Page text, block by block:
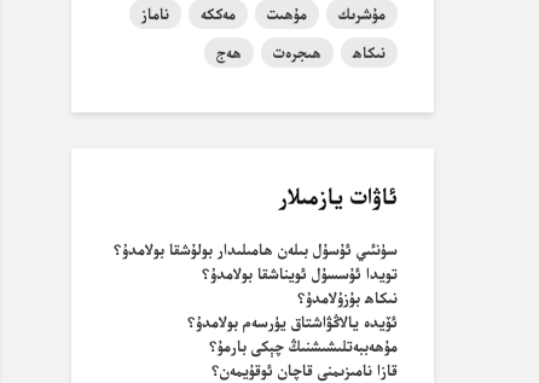
مۇشرىك
مۇھىت مەككە
ناماز
نىكاھ
ھىجرەت ھەج
ئاۋات يازمىلار
سۈنئىي ئۇسۇل بىلەن ھامىلىدار بولۇشقا بولامدۇ؟
تويدا ئۇسسۇل ئويناشقا بولامدۇ؟
نىكاھ بۇزۇلامدۇ؟
ئۆيدە يالاڭۋاشتاق يۈرسەم بولامدۇ؟
مۇھەببەتلىشىشنىڭ چېكى بارمۇ؟
قازا نامىزىمنى قاچان ئوقۇيمەن؟